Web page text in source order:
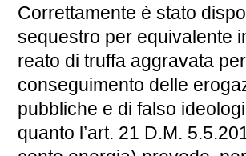
Correttamente è stato
sequestro per equivalente
reato di truffa aggravata
conseguimento delle
pubbliche e di falso
quanto l’art. 21 D.M.